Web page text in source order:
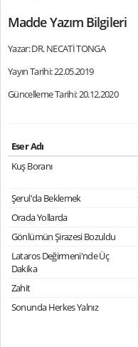
Madde Yazım Bilgileri
Yazar: DR. NECATİ TONGA
Yayın Tarihi: 22.05.2019
Güncelleme Tarihi: 20.12.2020
Eser Adı
Kuş Boranı
Şerul'da Beklemek
Orada Yollarda
Gönlümün Şirazesi Bozuldu
Lataros Değirmeni'nde Üç
Dakika
Zahit
Sonunda Herkes Yalnız